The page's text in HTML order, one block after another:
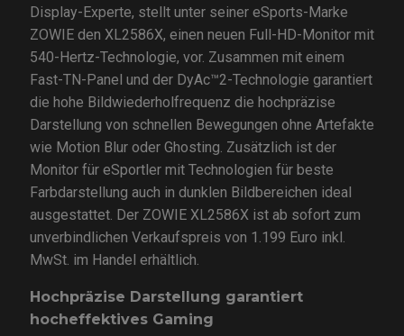
Display-Experte, stellt unter seiner eSports-Marke
ZOWIE den XL2586X, einen neuen Full-HD-Monitor mit
540-Hertz-Technologie, vor. Zusammen mit einem
Fast-TN-Panel und der DyAc™2-Technologie garantiert
die hohe Bildwiederholfrequenz die hochpräzise
Darstellung von schnellen Bewegungen ohne Artefakte
wie Motion Blur oder Ghosting. Zusätzlich ist der
Monitor für eSportler mit Technologien für beste
Farbdarstellung auch in dunklen Bildbereichen ideal
ausgestattet. Der ZOWIE XL2586X ist ab sofort zum
unverbindlichen Verkaufspreis von 1.199 Euro inkl.
MwSt. im Handel erhältlich.
Hochpräzise Darstellung garantiert
hocheffektives Gaming